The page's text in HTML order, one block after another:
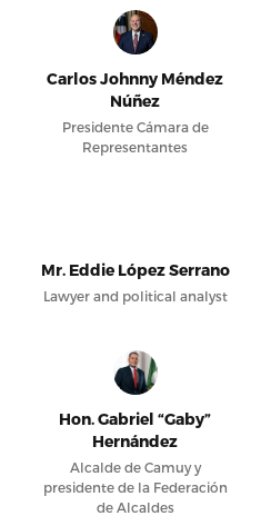
Carlos Johnny Méndez
Núñez
Presidente Cámara de
Representantes
Mr. Eddie López Serrano
Lawyer and political analyst
Hon. Gabriel “Gaby”
Hernández
Alcalde de Camuy y
presidente de la Federación
de Alcaldes